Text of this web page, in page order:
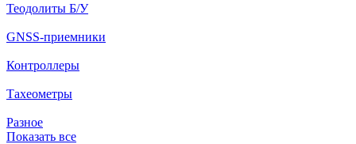
Теодолиты Б/У
GNSS-приемники
Контроллеры
Тахеометры
Разное
Показать все